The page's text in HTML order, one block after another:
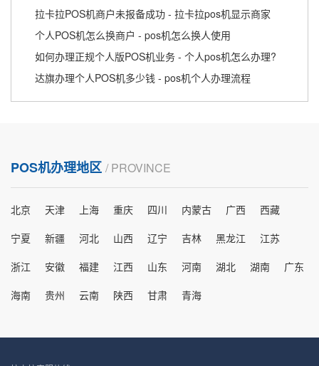
拉卡拉POS机商户未报备成功 - 拉卡拉pos机显示商家
个人POS机怎么换商户 - pos机怎么换人使用
如何办理正规个人版POS机业务 - 个人pos机怎么办理?
达旗办理个人POS机多少钱 - pos机个人办理流程
POS机办理地区 / PROVINCE
北京 天津 上海 重庆 四川 内蒙古 广西
西藏
宁夏
新疆 河北 山西 辽宁 吉林 黑龙江
江苏
浙江
安徽 福建 江西 山东 河南 湖北 湖南
广东
海南
贵州 云南 陕西 甘肃 青海